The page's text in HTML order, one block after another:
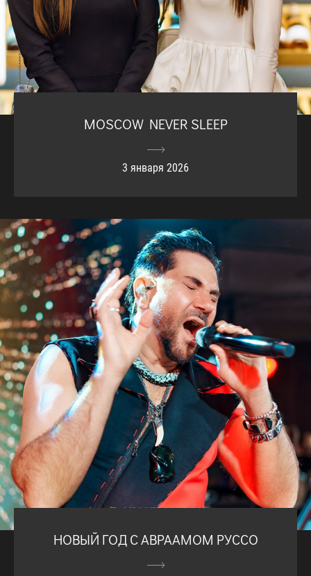
MOSCOW NEVER SLEEP
3 января 2026
НОВЫЙ ГОД С АВРААМОМ РУССО